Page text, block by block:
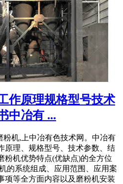
作原理规格型号技术
中冶有 ...
粉机,上中冶有色技术网。中冶有
原理、规格型号、技术参数、结
粉机优势特点(优缺点)的全方位
的系统组成、应用范围、应用案
项等全方面内容以及磨粉机安装